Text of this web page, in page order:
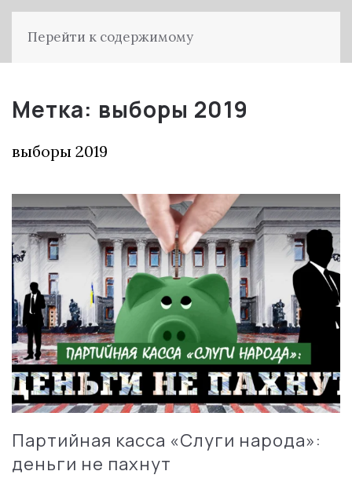
Перейти к содержимому
Метка: выборы 2019
выборы 2019
Партийная касса «Слуги народа»:
деньги не пахнут